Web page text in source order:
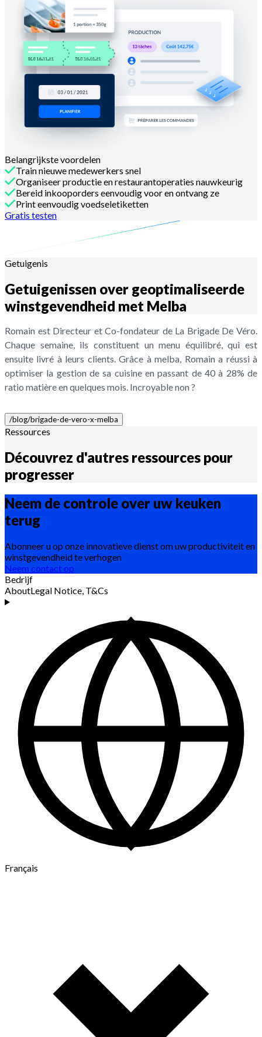
Belangrijkste voordelen
Train nieuwe medewerkers snel
Organiseer productie en restaurantoperaties nauwkeurig
Bereid inkooporders eenvoudig voor en ontvang ze
Print eenvoudig voedseletiketten
Gratis testen
Getuigenis
Getuigenissen over geoptimaliseerde
winstgevendheid met Melba
Romain est Directeur et Co-fondateur de La Brigade De Véro.
Chaque semaine, ils constituent un menu équilibré, qui est
ensuite livré à leurs clients. Grâce à melba, Romain a réussi à
optimiser la gestion de sa cuisine en passant de 40 à 28% de
ratio matière en quelques mois. Incroyable non ?
/blog/brigade-de-vero-x-melba
Ressources
Découvrez d'autres ressources pour
progresser
Neem de controle over uw keuken
terug
Abonneer u op onze innovatieve dienst om uw productiviteit en
winstgevendheid te verhogen
Neem contact op
Bedrijf
AboutLegal Notice, T&Cs
Français